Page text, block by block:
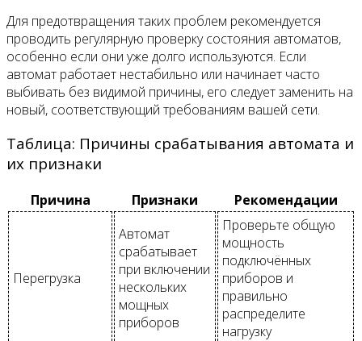
Для предотвращения таких проблем рекомендуется
проводить регулярную проверку состояния автоматов,
особенно если они уже долго используются. Если
автомат работает нестабильно или начинает часто
выбивать без видимой причины, его следует заменить на
новый, соответствующий требованиям вашей сети.
Таблица: Причины срабатывания автомата и
их признаки
Причина Признаки Рекомендации
Перегрузка
Автомат
срабатывает
при включении
нескольких
мощных
приборов
Проверьте общую
мощность
подключённых
приборов и
правильно
распределите
нагрузку